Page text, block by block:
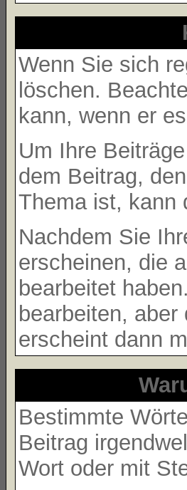
Wenn Sie sich
löschen.
kann, wenn er
Um Ihre
dem Beitrag,
Thema ist, kann
Nachdem Sie
erscheinen, die
bearbeitet
bearbeiten,
erscheint dann
Bestimmte
Beitrag
Wort oder mit